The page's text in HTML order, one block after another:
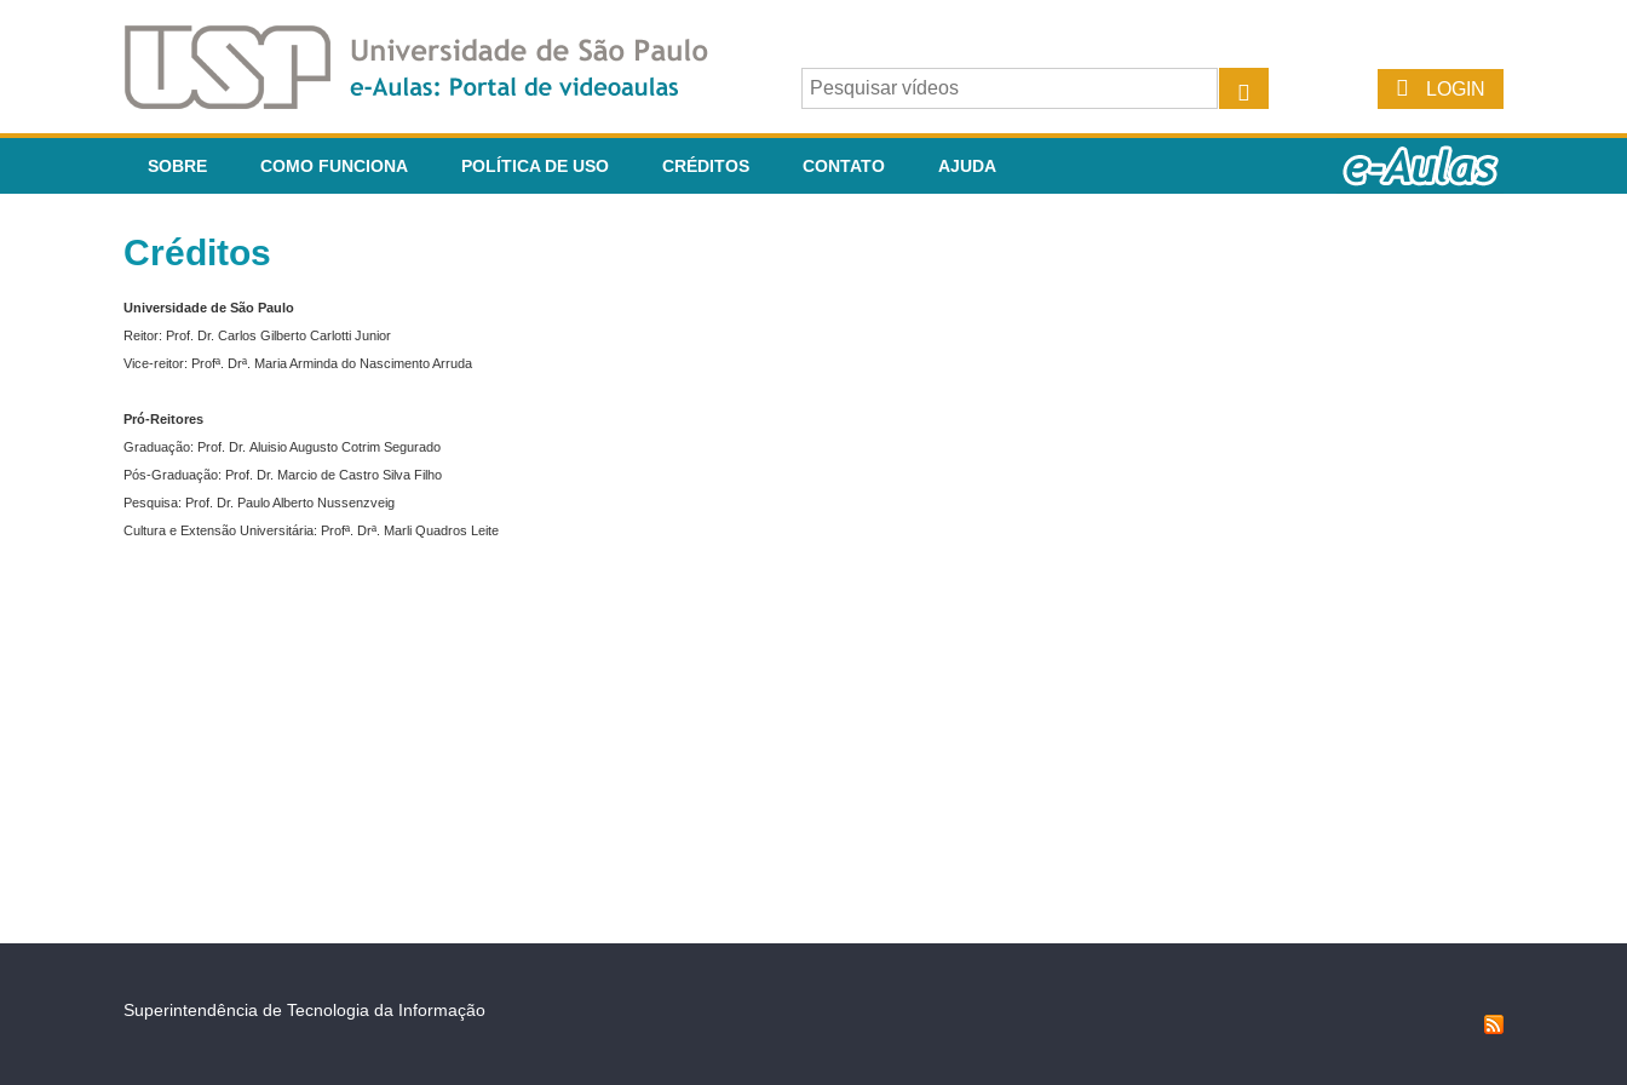
LOGIN
SOBRE COMO FUNCIONA POLÍTICA DE USO CRÉDITOS CONTATO AJUDA
Créditos
Universidade de São Paulo
Reitor: Prof. Dr. Carlos Gilberto Carlotti Junior
Vice-reitor: Profª. Drª. Maria Arminda do Nascimento Arruda
Pró-Reitores
Graduação: Prof. Dr. Aluisio Augusto Cotrim Segurado
Pós-Graduação: Prof. Dr. Marcio de Castro Silva Filho
Pesquisa: Prof. Dr. Paulo Alberto Nussenzveig
Cultura e Extensão Universitária: Profª. Drª. Marli Quadros Leite
Superintendência de Tecnologia da Informação